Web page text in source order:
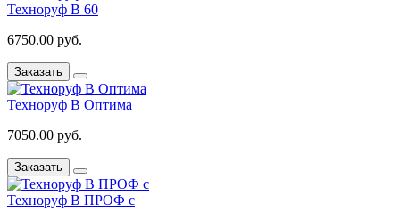
Техноруф В 60
6750.00 руб.
Заказать
Техноруф В Оптима
7050.00 руб.
Заказать
Техноруф В ПРОФ с